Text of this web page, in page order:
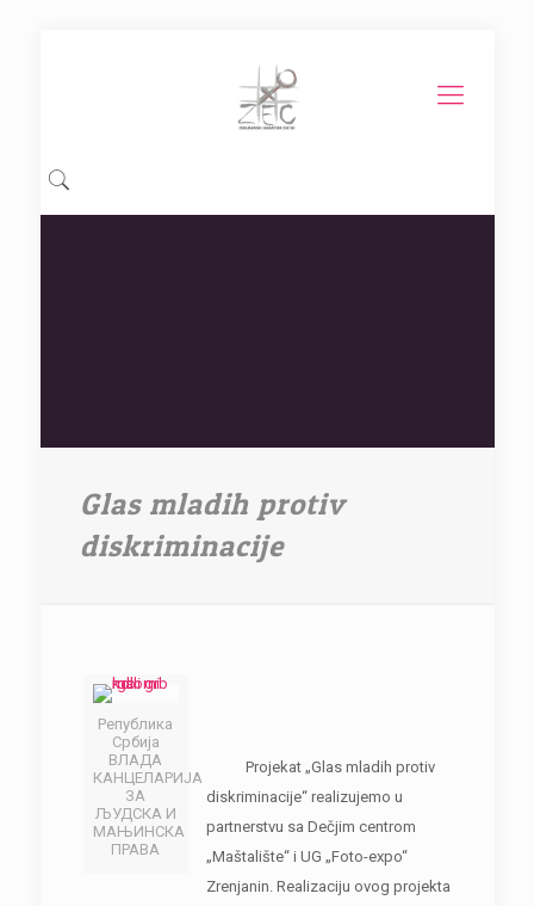
Glas mladih protiv
diskriminacije
Република
Србија
ВЛАДА
КАНЦЕЛАРИЈА
ЗА
ЉУДСКА И
МАЊИНСКА
ПРАВА
Projekat „Glas mladih protiv
diskriminacije“ realizujemo u
partnerstvu sa Dečjim centrom
„Maštalište“ i UG „Foto-expo“
Zrenjanin. Realizaciju ovog projekta